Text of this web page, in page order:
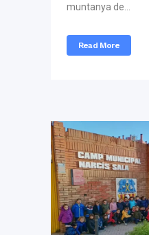
muntanya de...
Read More